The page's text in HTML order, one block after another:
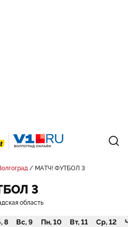
МАТЧ! ФУТБОЛ 3
3
область
8 Вс, 9 Пн, 10 Вт, 11 Ср, 12